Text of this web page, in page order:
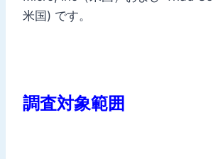
米国) です。
調査対象範囲